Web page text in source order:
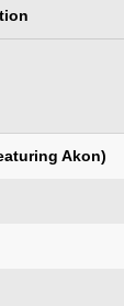
Akon)